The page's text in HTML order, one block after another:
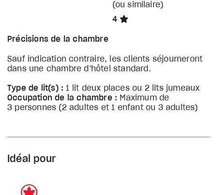
(ou similaire)
4
Précisions de la chambre
Sauf indication contraire, les clients séjourneront
dans une chambre d’hôtel standard.
Type de lit(s) : 1 lit deux places ou 2 lits jumeaux
Occupation de la chambre : Maximum de
3 personnes (2 adultes et 1 enfant ou 3 adultes)
Idéal pour